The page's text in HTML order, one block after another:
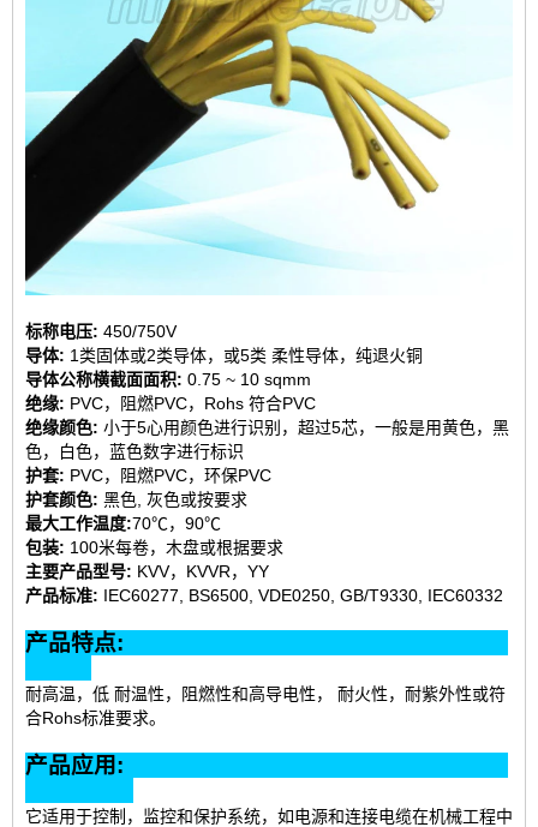
标称电压: 450/750V
导体: 1类固体或2类导体，或5类 柔性导体，纯退火铜
导体公称横截面面积: 0.75 ~ 10 sqmm
绝缘: PVC，阻燃PVC，Rohs 符合PVC
绝缘颜色: 小于5心用颜色进行识别，超过5芯，一般是用黄色，黑
色，白色，蓝色数字进行标识
护套: PVC，阻燃PVC，环保PVC
护套颜色: 黑色, 灰色或按要求
最大工作温度:70℃，90℃
包装: 100米每卷，木盘或根据要求
主要产品型号: KVV，KVVR，YY
产品标准: IEC60277, BS6500, VDE0250, GB/T9330, IEC60332
产品特点:
耐高温，低 耐温性，阻燃性和高导电性， 耐火性，耐紫外性或符
合Rohs标准要求。
产品应用:
它适用于控制，监控和保护系统，如电源和连接电缆在机械工程中